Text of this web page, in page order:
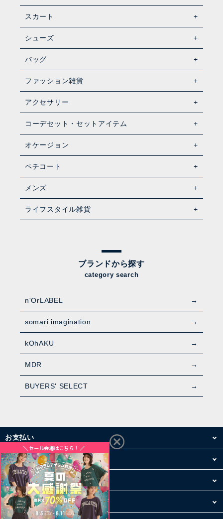
スカート
シューズ
バッグ
ファッション雑貨
アクセサリー
コーデセット・セットアイテム
オケージョン
ペチコート
メンズ
ライフスタイル雑貨
ブランドから探す
category search
n'OrLABEL
somari imagination
kOhAKU
MDR
BUYERS' SELECT
お支払い
配送・送料
お買い物について
その他